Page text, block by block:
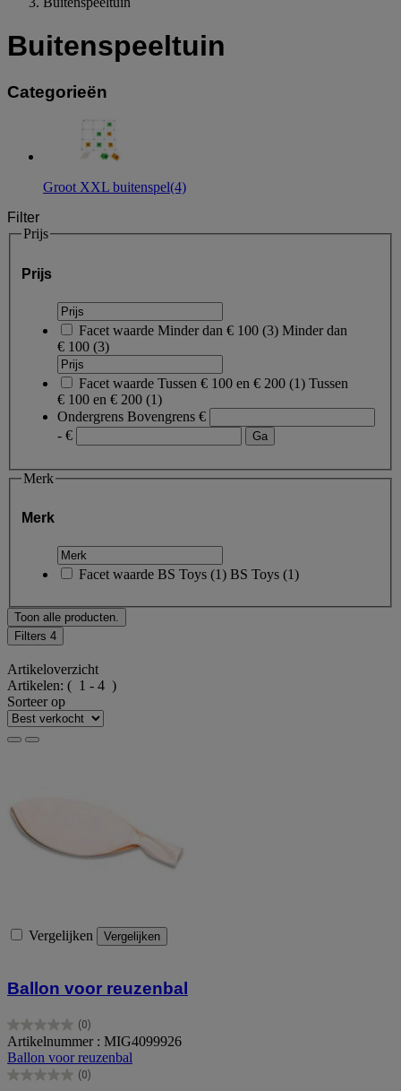
Buitenspeeltuin
Categorieën
Groot XXL buitenspel(4)
Filter
Prijs
Prijs
Facet waarde Minder dan € 100 (3) Minder dan
€ 100 (3)
Facet waarde Tussen € 100 en € 200 (1) Tussen
€ 100 en € 200 (1)
Ondergrens Bovengrens €
- €
Merk
Merk
Facet waarde BS Toys (1) BS Toys (1)
Toon alle producten.
Filters 4
Artikeloverzicht
Artikelen: ( 1 - 4 )
Sorteer op
Vergelijken Vergelijken
Ballon voor reuzenbal
(0)
0.0
van
de
5
Artikelnummer : MIG4099926
Ballon voor reuzenbal
(0)
0.0